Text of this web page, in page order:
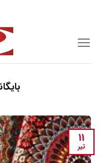
content
11
تیر